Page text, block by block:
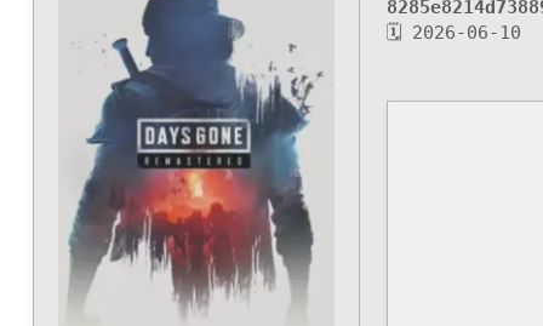
🗓 2026-06-10